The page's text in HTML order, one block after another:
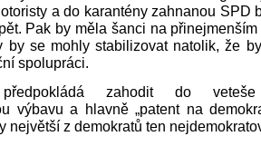
a do karantény zahnanou SPD
Pak by měla šanci na
by se mohly stabilizovat natolik, že
spolupráci.
zahodit do veteše
výbavu a hlavně „patent na
největší z demokratů ten